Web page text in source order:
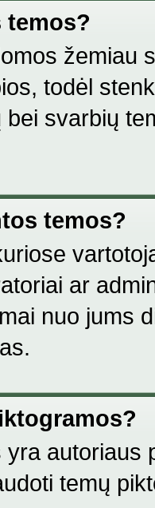
temos?
žemiau
todėl
svarbių
temos?
ar
nuo jums
yra autoriaus
temų